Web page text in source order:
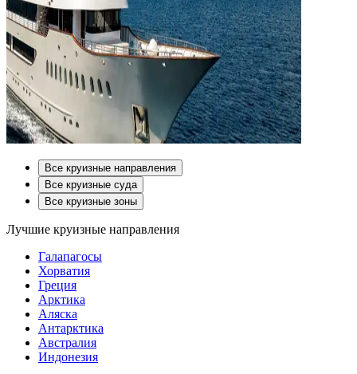
Все круизные направления
Все круизные суда
Все круизные зоны
Лучшие круизные направления
Галапагосы
Хорватия
Греция
Арктика
Аляска
Антарктика
Австралия
Индонезия